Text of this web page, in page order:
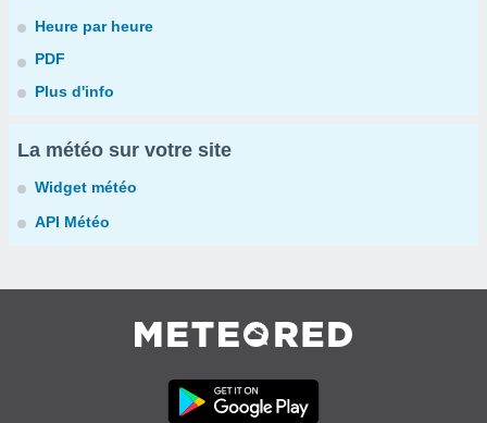
Heure par heure
PDF
Plus d'info
La météo sur votre site
Widget météo
API Météo